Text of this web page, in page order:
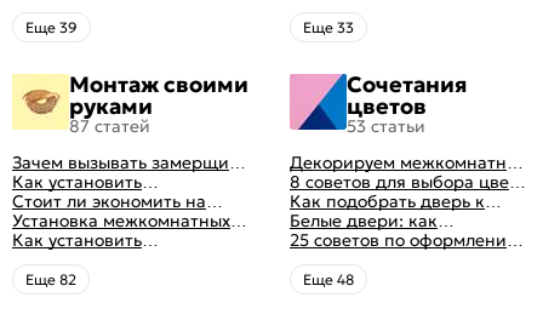
виды межкомнатных
дверей по материалу
Eще 39 Eще 33
Монтаж своими
руками
87 статей
Зачем вызывать замерщика
для установки дверей
Как установить
межкомнатную дверь
самостоятельно: советы
профессионала
Стоит ли экономить на
установке дверей
Установка межкомнатных
дверей своими руками:
инструкция и полезные
советы
Как установить
квартире
Eще 82
Сочетания
цветов
53 статьи
Декорируем межкомнатные
двери в стиле винтаж
своими руками (с
оригинальными фото-
идеями)
8 советов для выбора цвета
межкомнатных дверей
Как подобрать дверь к
интерьеру квартиры
Белые двери: как
гармонично вписать их в
25 советов по оформлению
+ 50 фото
Eще 48